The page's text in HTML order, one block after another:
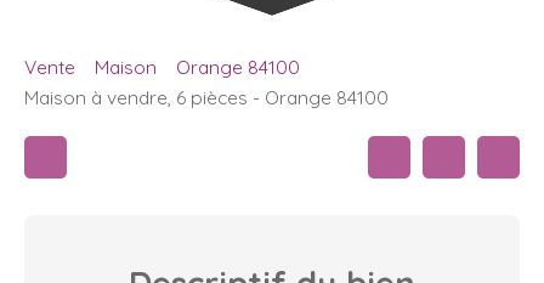
Vente Maison
Orange 84100
Maison à vendre, 6 pièces - Orange 84100